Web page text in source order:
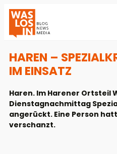
HAREN –
IM EINSATZ
Haren. Im Harener Ortsteil
Dienstagnachmittag
angerückt. Eine Person
verschanzt.